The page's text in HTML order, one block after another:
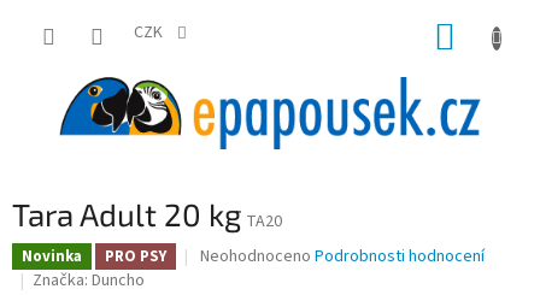
CZK
Tara Adult 20 kg TA20
Novinka PRO PSY
Průměrné
Neohodnoceno Podrobnosti hodnocení
Značka: Duncho